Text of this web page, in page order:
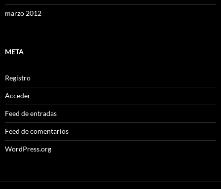
marzo 2012
META
Registro
Acceder
Feed de entradas
Feed de comentarios
WordPress.org